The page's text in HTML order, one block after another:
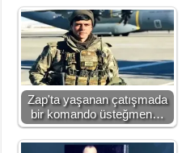
Zap'ta yaşanan çatışmada
bir komando üsteğmen…